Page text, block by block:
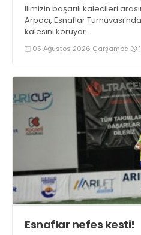
İlimizin başarılı kalecileri
Arpacı, Esnaflar
kalesini koruyor.
05 Ağustos 2026 Çarşamba
Esnaflar nefes kesti!